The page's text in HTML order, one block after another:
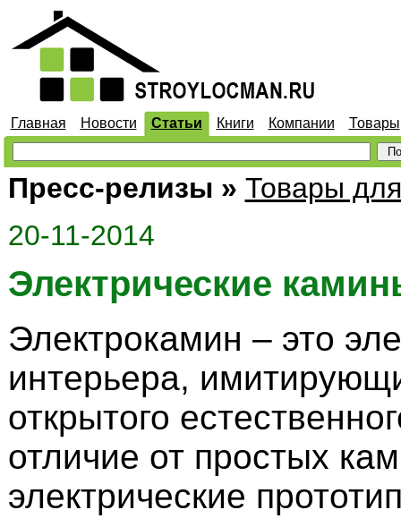
Главная Новости Статьи Книги Компании Товары
Пресс-релизы » Товары
20-11-2014
Электрические
Электрокамин – это
интерьера,
открытого
отличие от простых
электрические